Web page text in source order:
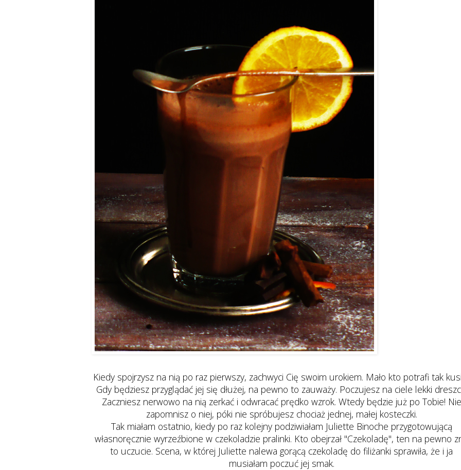
Kiedy spojrzysz na nią po raz pierwszy, zachwyci Cię swoim urokiem. Mało kto potrafi tak
Gdy będziesz przyglądać jej się dłużej, na pewno to zauważy. Poczujesz na ciele lekki
Zaczniesz nerwowo na nią zerkać i odwracać prędko wzrok. Wtedy będzie już po Tobie! Nie
zapomnisz o niej, póki nie spróbujesz chociaż jednej, małej kosteczki.
Tak miałam ostatnio, kiedy po raz kolejny podziwiałam Juliette Binoche przygotowującą
własnoręcznie wyrzeźbione w czekoladzie pralinki. Kto obejrzał "Czekoladę", ten na pewno
to uczucie. Scena, w której Juliette nalewa gorącą czekoladę do filiżanki sprawiła, że i ja
musiałam poczuć jej smak.